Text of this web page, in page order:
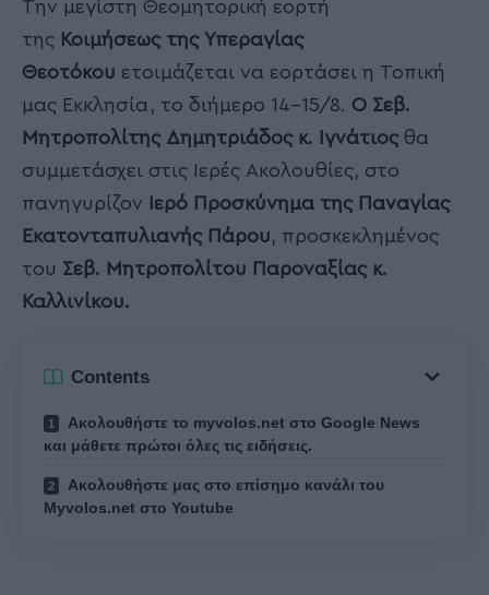
Την μεγίστη Θεομητορική εορτή
της Κοιμήσεως της Υπεραγίας
Θεοτόκου ετοιμάζεται να εορτάσει η Τοπική
μας Εκκλησία, το διήμερο 14-15/8. Ο Σεβ.
Μητροπολίτης Δημητριάδος κ. Ιγνάτιοςθα
συμμετάσχει στις Ιερές Ακολουθίες, στο
πανηγυρίζον
Ιερό Προσκύνημα της Παναγίας
Εκατονταπυλιανής Πάρου, προσκεκλημένος
του Σεβ. Μητροπολίτου Παροναξίας κ.
Καλλινίκου.
Contents
Ακολουθήστε το myvolos.net στο Google News
και μάθετε πρώτοι όλες τις ειδήσεις.
Ακολουθήστε μας στο επίσημο κανάλι του
Myvolos.net στο Youtube